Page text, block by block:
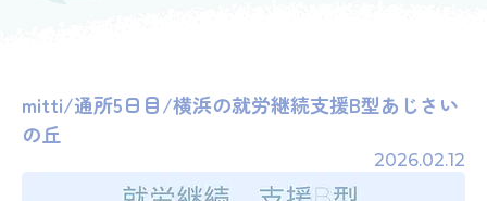
mitti/通所5日目/横浜の就労継続支援B型あじさい
の丘
2026.02.12